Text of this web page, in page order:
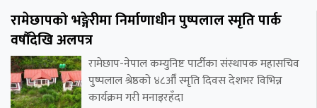
रामेछापको भङ्गेरीमा निर्माणाधीन पुष्पलाल स्मृति पार्क
वर्षौंदेखि अलपत्र
रामेछाप-नेपाल कम्युनिष्ट पार्टीका संस्थापक महासचिव
पुष्पलाल श्रेष्ठको ४८औँ स्मृति दिवस देशभर विभिन्न
कार्यक्रम गरी मनाइरहँदा